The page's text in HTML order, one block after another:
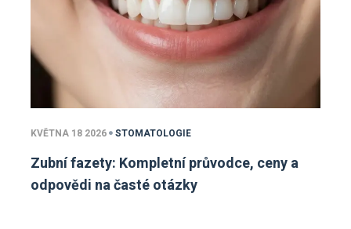
KVĚTNA 18 2026 STOMATOLOGIE
Zubní fazety: Kompletní průvodce, ceny a
odpovědi na časté otázky